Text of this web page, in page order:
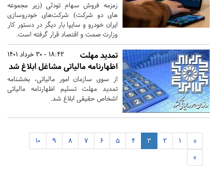
زمزمه فروش سهام تودلی (زیر مجموعه
های دو شرکت) شرکت‌های خودروسازی
ایران خودرو و سایپا بار دیگر در دستور کار
وزارت صمت و اقتصاد قرار گرفته است.
18:42 - 30 خرداد 1401
تمدید مهلت
اظهارنامه مالیاتی مشاغل ابلاغ شد
از سوی سازمان امور مالیاتی، بخشنامه
تمدید مهلت تسلیم اظهارنامه مالیاتی
اشخاص حقیقی ابلاغ شد.
«
1
2
3
4
5
6
7
8
9
10
»